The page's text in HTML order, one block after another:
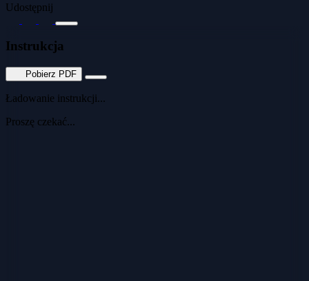
Udostępnij
Instrukcja
Pobierz PDF
Ładowanie instrukcji...
Proszę czekać...